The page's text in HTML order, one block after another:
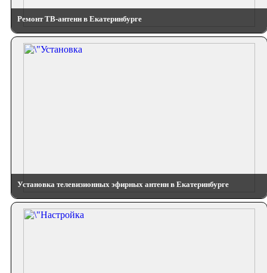
Ремонт ТВ-антенн в Екатеринбурге
Установка телевизионных эфирных антенн в Екатеринбурге